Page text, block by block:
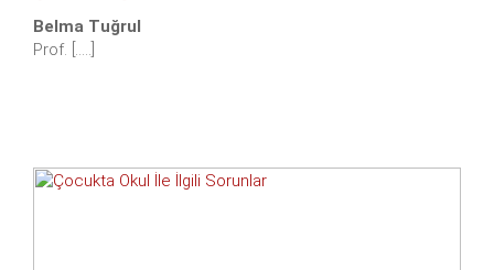
Belma Tuğrul
Prof. [.....]